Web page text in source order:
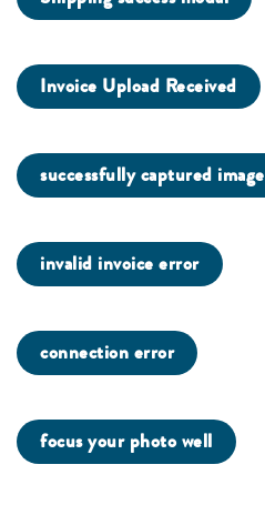
Invoice Upload Received
successfully captured image
invalid invoice error
connection error
focus your photo well